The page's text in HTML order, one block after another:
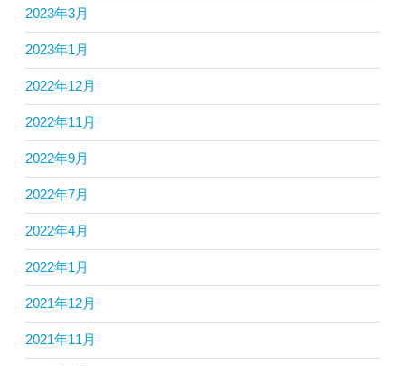
2023年3月
2023年1月
2022年12月
2022年11月
2022年9月
2022年7月
2022年4月
2022年1月
2021年12月
2021年11月